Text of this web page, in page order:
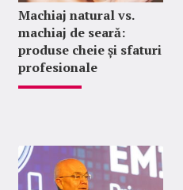
Machiaj natural vs.
machiaj de seară:
produse cheie și sfaturi
profesionale